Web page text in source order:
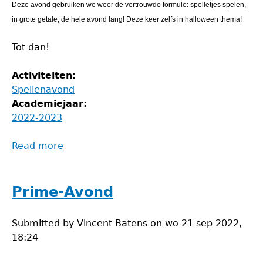
Deze avond gebruiken we weer de vertrouwde formule: spelletjes spelen,
in grote getale, de hele avond lang! Deze keer zelfs in halloween thema!
Tot dan!
Activiteiten:
Spellenavond
Academiejaar:
2022-2023
Read more
Prime-Avond
Submitted by Vincent Batens on wo 21 sep 2022,
18:24